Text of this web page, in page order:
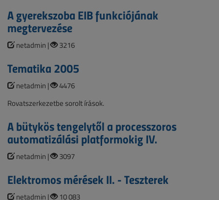
A gyerekszoba EIB funkciójának
megtervezése
netadmin | 3216
Tematika 2005
netadmin |
4476
Rovatszerkezetbe sorolt írások.
A bütykös tengelytől a processzoros
automatizálási platformokig IV.
netadmin | 3097
Elektromos mérések II. - Teszterek
netadmin |
10 083